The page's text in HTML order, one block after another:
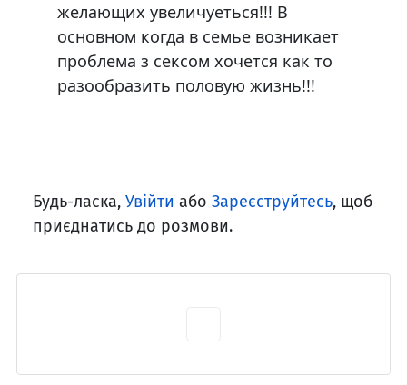
желающих увеличуеться!!! В
основном когда в семье возникает
проблема з сексом хочется как то
разообразить половую жизнь!!!
Будь-ласка, Увійти або Зареєструйтесь, щоб
приєднатись до розмови.